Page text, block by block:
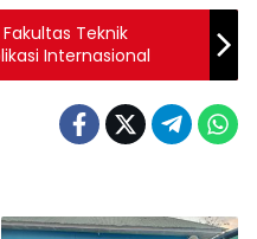
Teknik
Internasional